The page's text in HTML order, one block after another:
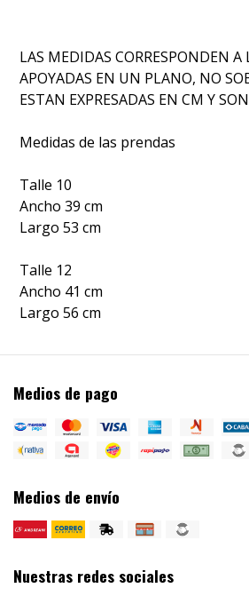
LAS MEDIDAS CORRESPONDEN A
APOYADAS EN UN PLANO, NO
ESTAN EXPRESADAS EN CM Y
Medidas de las prendas
Talle 10
Ancho 39 cm
Largo 53 cm
Talle 12
Ancho 41 cm
Largo 56 cm
Medios de pago
Medios de envío
Nuestras redes sociales